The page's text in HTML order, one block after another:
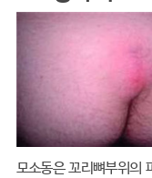
모소동은 꼬리뼈부위의